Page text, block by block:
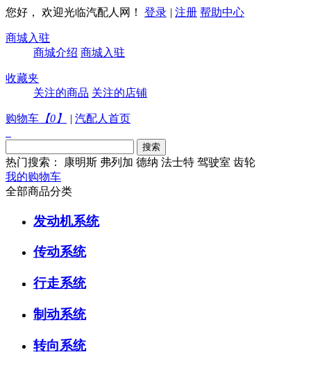
您好， 欢迎光临汽配人网！ 登录 | 注册 帮助中心
商城入驻
商城介绍 商城入驻
收藏夹
关注的商品 关注的店铺
购物车 【0 】 | 汽配人首页
热门搜索： 康明斯 弗列加 德纳 法士特 驾驶室 齿轮
我的购物车
全部商品分类
发动机系统
传动系统
行走系统
制动系统
转向系统